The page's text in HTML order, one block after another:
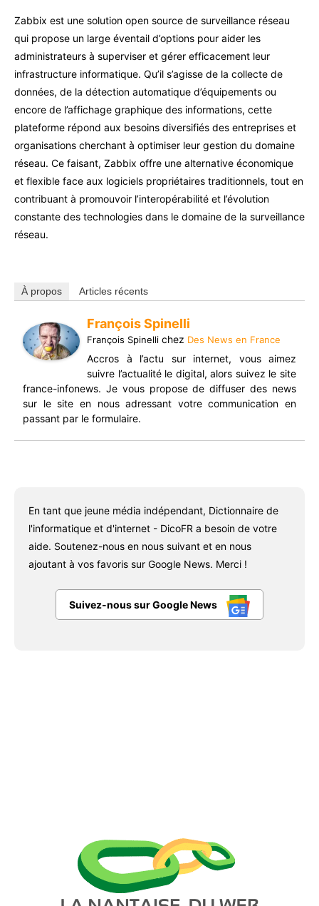
Zabbix est une solution open source de surveillance réseau
qui propose un large éventail d’options pour aider les
administrateurs à superviser et gérer efficacement leur
infrastructure informatique. Qu’il s’agisse de la collecte de
données, de la détection automatique d’équipements ou
encore de l’affichage graphique des informations, cette
plateforme répond aux besoins diversifiés des entreprises et
organisations cherchant à optimiser leur gestion du domaine
réseau. Ce faisant, Zabbix offre une alternative économique
et flexible face aux logiciels propriétaires traditionnels, tout en
contribuant à promouvoir l’interopérabilité et l’évolution
constante des technologies dans le domaine de la surveillance
réseau.
À propos Articles récents
François Spinelli
François Spinelli chez Des News en France
Accros à l’actu sur internet, vous aimez
suivre l’actualité le digital, alors suivez le site
france-infonews. Je vous propose de diffuser des news
sur le site en nous adressant votre communication en
passant par le formulaire.
En tant que jeune média indépendant, Dictionnaire de
l'informatique et d'internet - DicoFR a besoin de votre
aide. Soutenez-nous en nous suivant et en nous
ajoutant à vos favoris sur Google News. Merci !
Suivez-nous sur Google News